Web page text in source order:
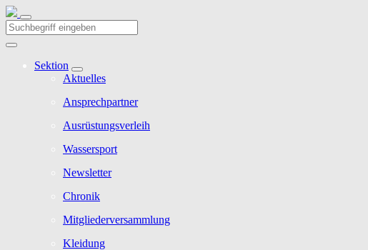
Sektion
Aktuelles
Ansprechpartner
Ausrüstungsverleih
Wassersport
Newsletter
Chronik
Mitgliederversammlung
Kleidung